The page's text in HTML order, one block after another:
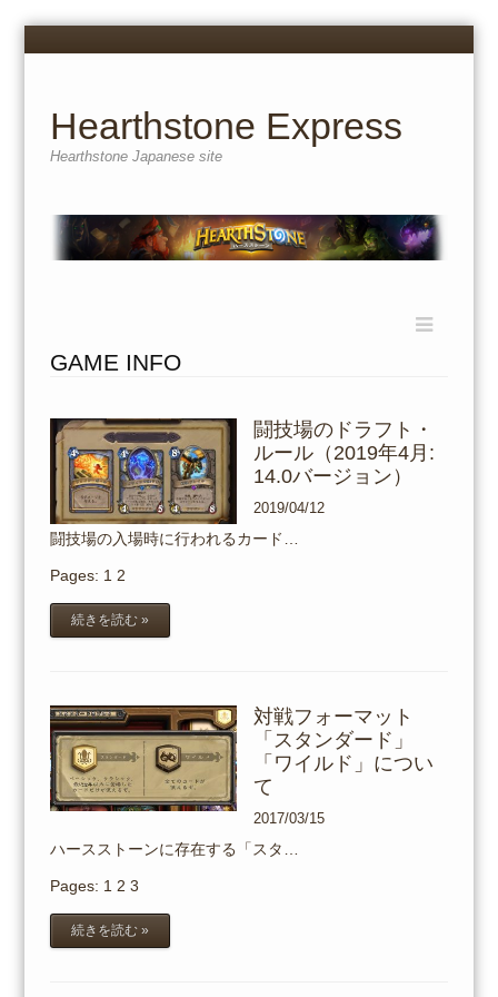
Menu
Hearthstone Express
Hearthstone Japanese site
content
GAME INFO
闘技場のドラフト・
ルール（2019年4月:
14.0バージョン）
2019/04/12
闘技場の入場時に行われるカード…
Pages: 1 2
続きを読む »
対戦フォーマット
「スタンダード」
「ワイルド」につい
て
2017/03/15
ハースストーンに存在する「スタ…
Pages: 1 2 3
続きを読む »